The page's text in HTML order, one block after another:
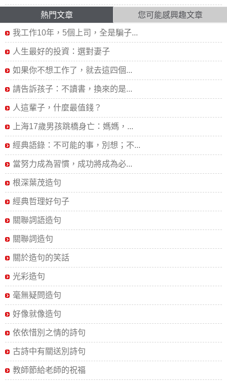
熱門文章 您可能感興趣文章
我工作10年，5個上司，全是騙子...
人生最好的投資：選對妻子
如果你不想工作了，就去這四個...
請告訴孩子：不讀書，換來的是...
人這輩子，什麼最值錢？
上海17歲男孩跳橋身亡：媽媽，...
經典語錄：不可能的事，別想；不...
當努力成為習慣，成功將成為必...
根深葉茂造句
經典哲理好句子
關聯詞語造句
關聯詞造句
關於造句的笑話
光彩造句
毫無疑問造句
好像就像造句
依依惜別之情的詩句
古詩中有關送別詩句
教師節給老師的祝福